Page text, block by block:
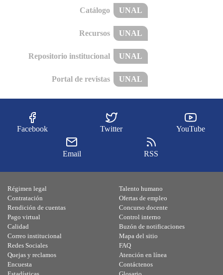
Catálogo UNAL
Recursos UNAL
Repositorio institucional UNAL
Portal de revistas UNAL
Facebook Twitter YouTube
Email RSS
Régimen legal
Contratación
Rendición de cuentas
Pago virtual
Calidad
Talento humano
Ofertas de empleo
Concurso docente
Control interno
Buzón de notificaciones
Correo institucional
Redes Sociales
Quejas y reclamos
Encuesta
Mapa del sitio
FAQ
Atención en línea
Contáctenos